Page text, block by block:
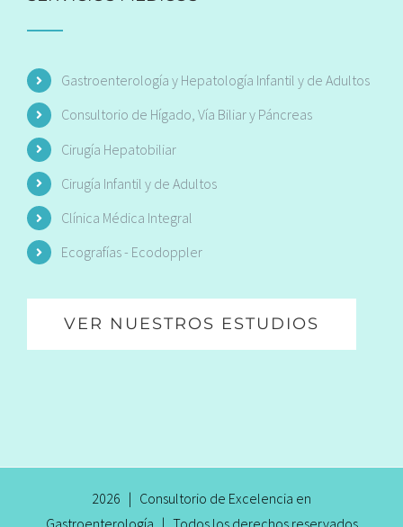
Gastroenterología y Hepatología Infantil y de Adultos
Consultorio de Hígado, Vía Biliar y Páncreas
Cirugía Hepatobiliar
Cirugía Infantil y de Adultos
Clínica Médica Integral
Ecografías - Ecodoppler
VER NUESTROS ESTUDIOS
2026 | Consultorio de Excelencia en
Gastroenterología | Todos los derechos reservados